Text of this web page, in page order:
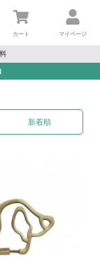
カート マイページ
新着順